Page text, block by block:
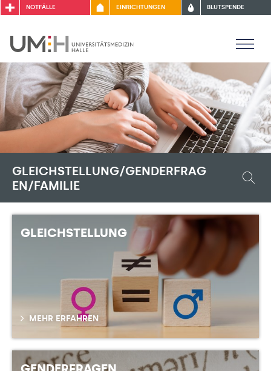
NOTFÄLLE EINRICHTUNGEN BLUTSPENDE
GLEICHSTELLUNG/GENDERFRAG
EN/FAMILIE
GLEICHSTELLUNG
MEHR ERFAHREN